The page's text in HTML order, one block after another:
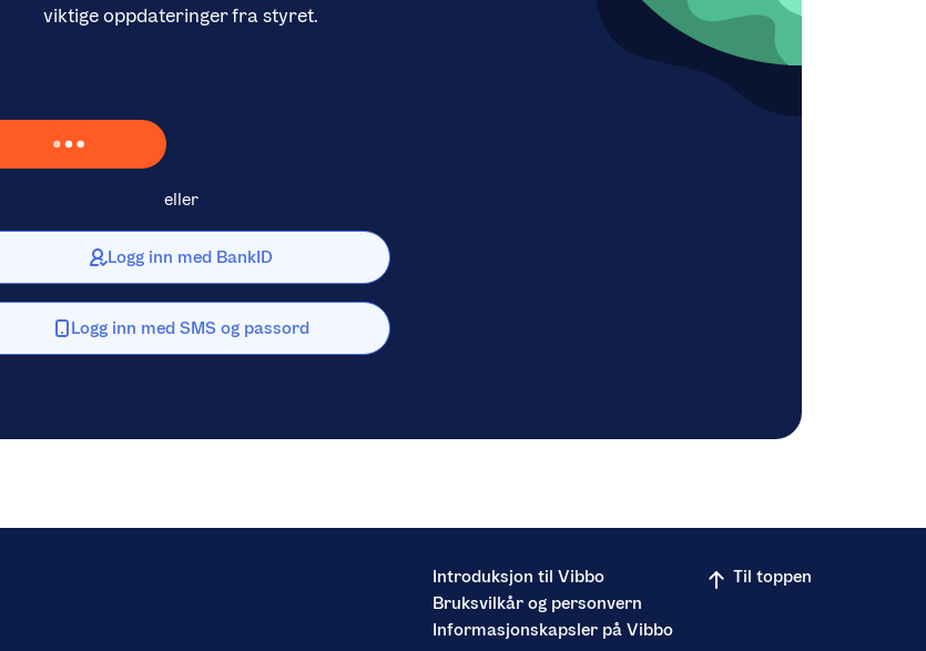
viktige oppdateringer fra styret.
Laster inn Vipps …
eller
Logg inn med BankID
Logg inn med SMS og passord
Introduksjon til Vibbo
Bruksvilkår og personvern
Informasjonskapsler på Vibbo
Til toppen